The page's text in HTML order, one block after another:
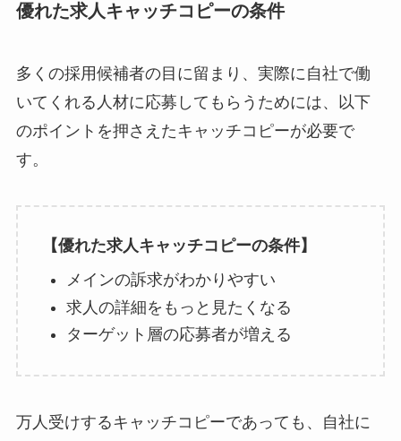
優れた求人キャッチコピーの条件
多くの採用候補者の目に留まり、実際に自社で働
いてくれる人材に応募してもらうためには、以下
のポイントを押さえたキャッチコピーが必要で
す。
【優れた求人キャッチコピーの条件】
メインの訴求がわかりやすい
求人の詳細をもっと見たくなる
ターゲット層の応募者が増える
万人受けするキャッチコピーであっても、自社に